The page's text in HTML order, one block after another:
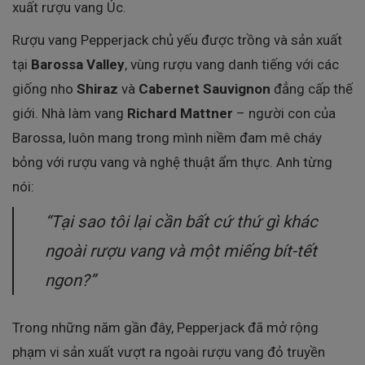
xuất rượu vang Úc.
Rượu vang Pepperjack chủ yếu được trồng và sản xuất
tại Barossa Valley, vùng rượu vang danh tiếng với các
giống nho Shiraz và Cabernet Sauvignon đẳng cấp thế
giới. Nhà làm vang Richard Mattner – người con của
Barossa, luôn mang trong mình niềm đam mê cháy
bỏng với rượu vang và nghệ thuật ẩm thực. Anh từng
nói:
“Tại sao tôi lại cần bất cứ thứ gì khác
ngoài rượu vang và một miếng bít-tết
ngon?”
Trong những năm gần đây, Pepperjack đã mở rộng
phạm vi sản xuất vượt ra ngoài rượu vang đỏ truyền